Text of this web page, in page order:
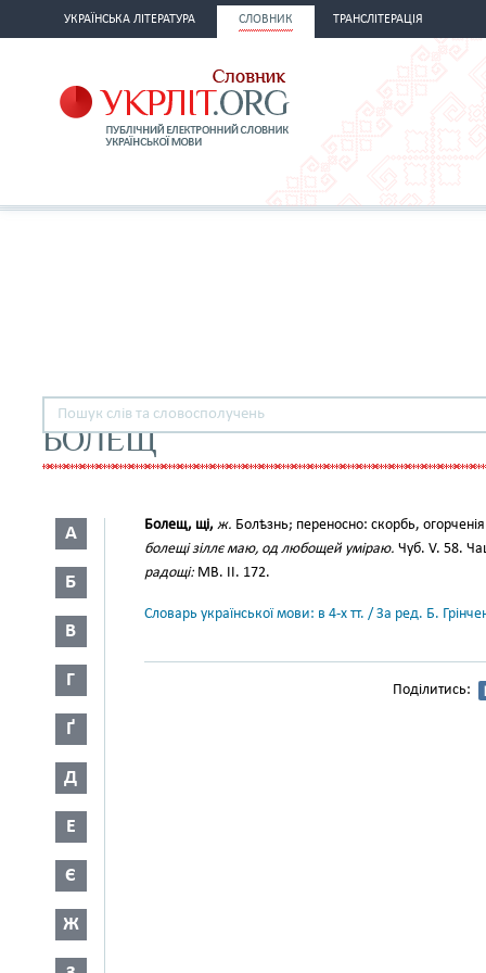
УКРАЇНСЬКА ЛІТЕРАТУРА СЛОВНИК ТРАНСЛІТЕРАЦІЯ
БОЛЕЩ
А
Б
В
Г
Ґ
Д
Е
Є
Ж
Болещ, щі, ж. Болѣзнь; переносно: скорбь,
болещі зіллє маю, од любощей уміраю. Чуб. V. 58.
радощі: МВ. ІІ. 172.
Словарь української мови: в 4-х тт. / За ред. Б.
Поділитись: